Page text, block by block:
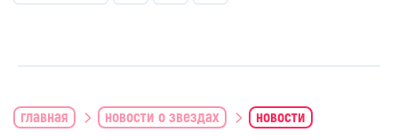
главная новости о звездах новости